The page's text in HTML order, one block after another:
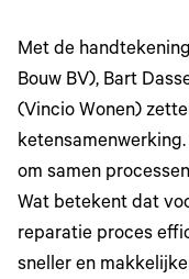
Met de
Bouw BV), Bart
(Vincio Wonen)
om samen
Wat betekent dat
reparatie proces
sneller en